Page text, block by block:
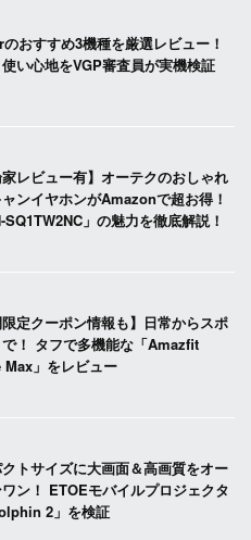
おすすめ3機種を厳選レビュー！
い心地をVGP審査員が実機検証
家レビュー有】オーテクのおしゃれ
ンイヤホンがAmazonで超お得！
SQ1TW2NC」の魅力を徹底解説！
限定クーポン情報も】日常からスポ
！ タフで多機能な「Amazfit
」をレビュー
トサイズに大画面＆高画質をオー
ン！ ETOEモバイルプロジェクタ
2」を検証